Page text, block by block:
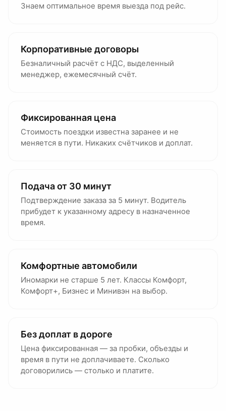
Знаем оптимальное время выезда под рейс.
Корпоративные договоры
Безналичный расчёт с НДС, выделенный
менеджер, ежемесячный счёт.
Фиксированная цена
Стоимость поездки известна заранее и не
меняется в пути. Никаких счётчиков и доплат.
Подача от 30 минут
Подтверждение заказа за 5 минут. Водитель
прибудет к указанному адресу в назначенное
время.
Комфортные автомобили
Иномарки не старше 5 лет. Классы Комфорт,
Комфорт+, Бизнес и Минивэн на выбор.
Без доплат в дороге
Цена фиксированная — за пробки, объезды и
время в пути не доплачиваете. Сколько
договорились — столько и платите.